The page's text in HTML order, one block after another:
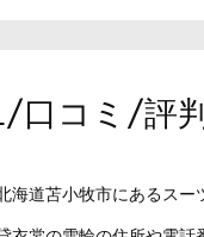
口コミ/評
海道苫小牧市にあるス